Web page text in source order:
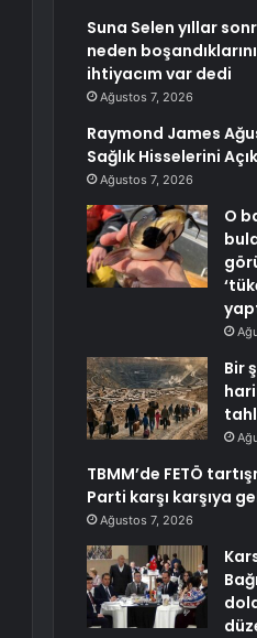
Suna Selen yıllar
neden
ihtiyacım var dedi
Ağustos 7, 2026
Raymond James
Sağlık Hisselerini
Ağustos 7, 2026
O
Bir
TBMM’de FETÖ
Parti karşı karşıya
Ağustos 7, 2026